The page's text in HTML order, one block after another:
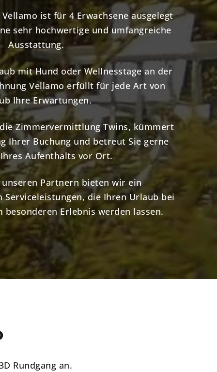
ist für 4 Erwachsene ausgelegt
sehr hochwertige und umfangreiche
Ausstattung.
mit Hund oder Wellnesstage an der
Vellamo erfüllt für jede Art von
Ihre Erwartungen.
Zimmervermittlung Twins, kümmert
Ihrer Buchung und betreut Sie gerne
Aufenthalts vor Ort.
Partnern bieten wir ein
Serviceleistungen, die Ihren Urlaub bei
besonderen Erlebnis werden lassen.
Rundgang an.